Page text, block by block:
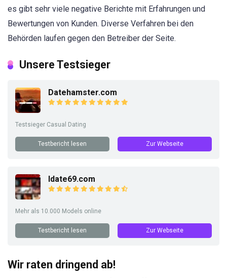
es gibt sehr viele negative Berichte mit Erfahrungen und
Bewertungen von Kunden. Diverse Verfahren bei den
Behörden laufen gegen den Betreiber der Seite.
Unsere Testsieger
Datehamster.com
Testsieger Casual Dating
Testbericht lesen Zur Webseite
Idate69.com
Mehr als 10.000 Models online
Testbericht lesen Zur Webseite
Wir raten dringend ab!